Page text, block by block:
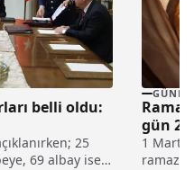
belli oldu:
25
69 albay ise
gün
1 Mart